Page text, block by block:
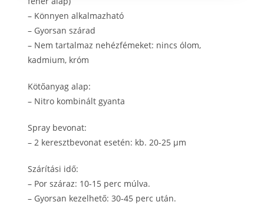
– Könnyen alkalmazható
– Gyorsan szárad
– Nem tartalmaz nehézfémeket: nincs ólom,
kadmium, króm
Kötőanyag alap:
– Nitro kombinált gyanta
Spray bevonat:
– 2 keresztbevonat esetén: kb. 20-25 μm
Szárítási idő:
– Por száraz: 10-15 perc múlva.
– Gyorsan kezelhető: 30-45 perc után.